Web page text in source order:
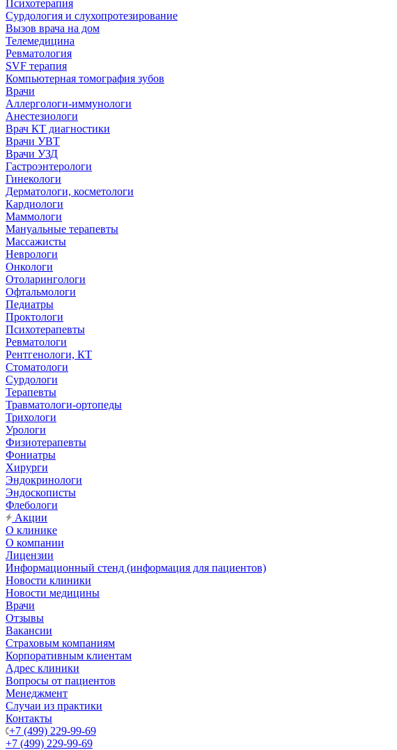
Психотерапия
Сурдология и слухопротезирование
Вызов врача на дом
Телемедицина
Ревматология
SVF терапия
Компьютерная томография зубов
Врачи
Аллергологи-иммунологи
Анестезиологи
Врач КТ диагностики
Врачи УВТ
Врачи УЗД
Гастроэнтерологи
Гинекологи
Дерматологи, косметологи
Кардиологи
Маммологи
Мануальные терапевты
Массажисты
Неврологи
Онкологи
Отоларингологи
Офтальмологи
Педиатры
Проктологи
Психотерапевты
Ревматологи
Рентгенологи, КТ
Стоматологи
Сурдологи
Терапевты
Травматологи-ортопеды
Трихологи
Урологи
Физиотерапевты
Фониатры
Хирурги
Эндокринологи
Эндоскописты
Флебологи
Акции
О клинике
О компании
Лицензии
Информационный стенд (информация для пациентов)
Новости клиники
Новости медицины
Врачи
Отзывы
Вакансии
Страховым компаниям
Корпоративным клиентам
Адрес клиники
Вопросы от пациентов
Менеджмент
Случаи из практики
Контакты
+7 (499) 229-99-69
+7 (499) 229-99-69